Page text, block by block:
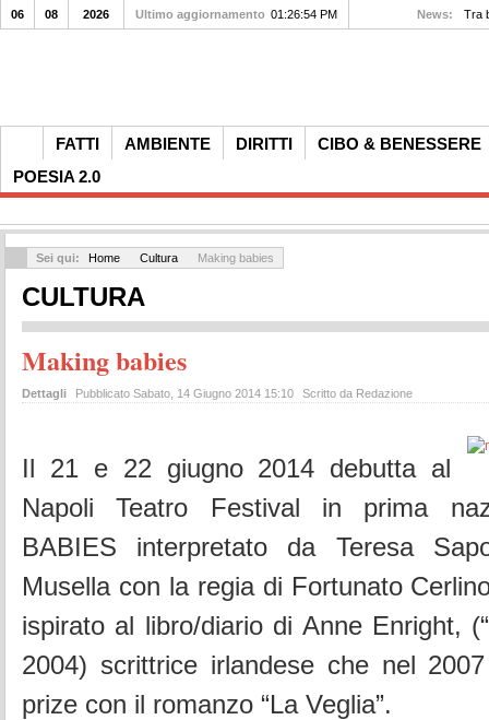
FATTI AMBIENTE DIRITTI
CIBO & BENESSERE
POESIA 2.0
06 08 2026 Ultimo aggiornamento 01:26:54 PM News: Tra
Sei qui: Home Cultura Making babies
CULTURA
Making babies
Dettagli Pubblicato Sabato, 14 Giugno 2014 15:10 Scritto da Redazione
Il 21 e 22 giugno 2014 debutta al
Napoli Teatro Festival in prima
BABIES interpretato da Teresa
Musella con la regia di Fortunato
ispirato al libro/diario di Anne Enright,
2004) scrittrice irlandese che nel
prize con il romanzo “La Veglia”.